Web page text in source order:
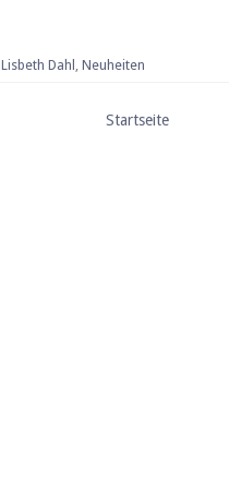
Lisbeth Dahl Neuheiten
Startseite